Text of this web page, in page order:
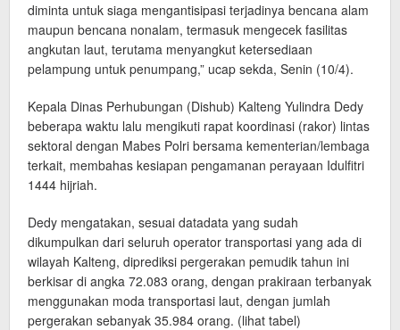
diminta untuk siaga mengantisipasi terjadinya bencana alam
maupun bencana nonalam, termasuk mengecek fasilitas
angkutan laut, terutama menyangkut ketersediaan
pelampung untuk penumpang,” ucap sekda, Senin (10/4).
Kepala Dinas Perhubungan (Dishub) Kalteng Yulindra Dedy
beberapa waktu lalu mengikuti rapat koordinasi (rakor) lintas
sektoral dengan Mabes Polri bersama kementerian/lembaga
terkait, membahas kesiapan pengamanan perayaan Idulfitri
1444 hijriah.
Dedy mengatakan, sesuai datadata yang sudah
dikumpulkan dari seluruh operator transportasi yang ada di
wilayah Kalteng, diprediksi pergerakan pemudik tahun ini
berkisar di angka 72.083 orang, dengan prakiraan terbanyak
menggunakan moda transportasi laut, dengan jumlah
pergerakan sebanyak 35.984 orang. (lihat tabel)